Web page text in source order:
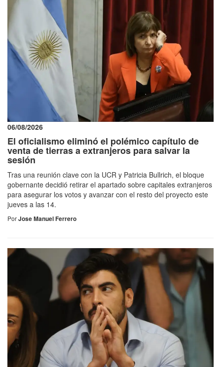
06/08/2026
El oficialismo eliminó el polémico capítulo de
venta de tierras a extranjeros para salvar la
sesión
Tras una reunión clave con la UCR y Patricia Bullrich, el bloque
gobernante decidió retirar el apartado sobre capitales extranjeros
para asegurar los votos y avanzar con el resto del proyecto este
jueves a las 14.
PorJose Manuel Ferrero